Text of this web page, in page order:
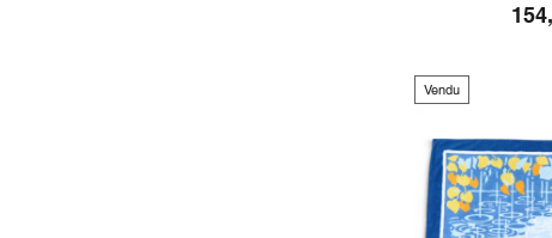
Vendu